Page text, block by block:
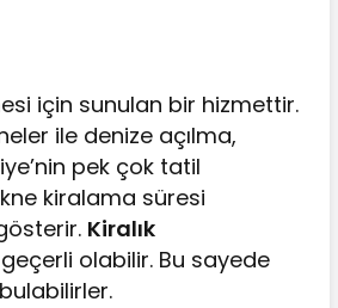
için sunulan bir hizmettir.
ile denize açılma,
pek çok tatil
kiralama süresi
Kiralık
olabilir. Bu sayede